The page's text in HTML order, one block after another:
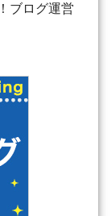
ブログ運営